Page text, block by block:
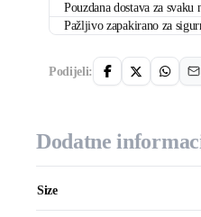
Pouzdana dostava za svaku
Pažljivo zapakirano za
Podijeli:
Dodatne
Size